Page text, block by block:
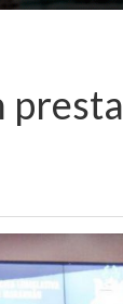
presta